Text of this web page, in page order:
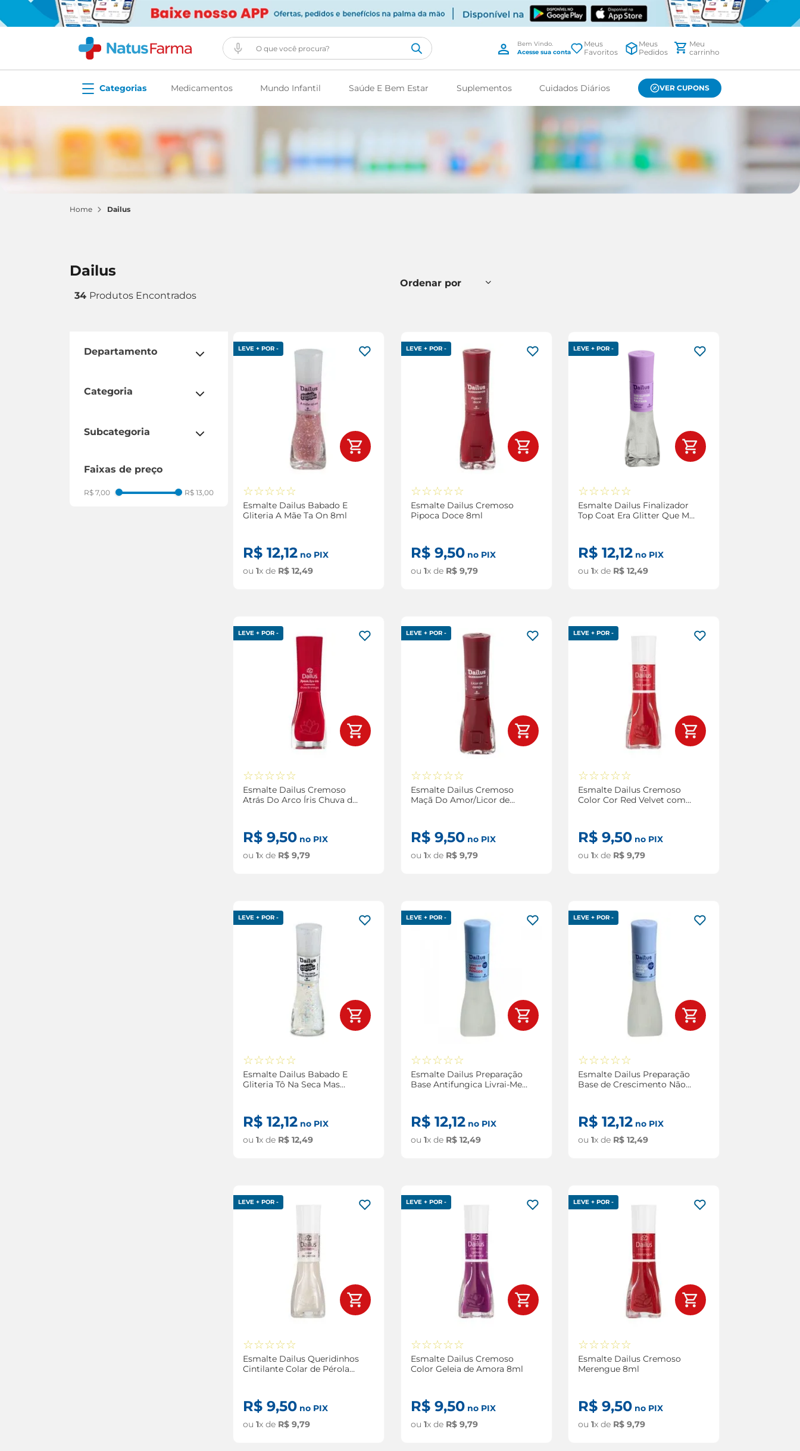
O que você procura?
Meus
Favoritos
Meus
Pedidos
Medicamentos Mundo Infantil Saúde E Bem Estar Suplementos Cuidados Diários VER CUPONS
dailus
dailus
34
departamento
categoria
mãos e unhas
subcategoria
pincel
batom
faixas de preço
R$ 7,00 R$ 13,00
LEVE + POR -
☆☆☆☆☆
Esmalte Dailus Babado E
Gliteria A Mãe Ta On 8ml
R$ 12,12 no PIX
ou1x de R$ 12,49
LEVE + POR -
☆☆☆☆☆
Esmalte Dailus Cremoso
Pipoca Doce 8ml
R$ 9,50no PIX
ou 1x de R$ 9,79
LEVE + POR -
☆☆☆☆☆
Esmalte Dailus Finalizador
Top Coat Era Glitter Que Me
R$ 12,12no PIX
ou 1x de R$ 12,49
LEVE + POR -
☆☆☆☆☆
Esmalte Dailus Cremoso
Atrás Do Arco Íris Chuva de
R$ 9,50 no PIX
ou1x de R$ 9,79
LEVE + POR -
☆☆☆☆☆
Esmalte Dailus Cremoso
Maçã Do Amor/Licor de
R$ 9,50no PIX
ou 1x de R$ 9,79
LEVE + POR -
☆☆☆☆☆
Esmalte Dailus Cremoso
Color Cor Red Velvet com
R$ 9,50no PIX
ou 1x de R$ 9,79
LEVE + POR -
☆☆☆☆☆
Esmalte Dailus Babado E
Gliteria Tô Na Seca Mas
R$ 12,12 no PIX
ou1x de R$ 12,49
LEVE + POR -
☆☆☆☆☆
Esmalte Dailus Preparação
Base Antifungica Livrai-Me
R$ 12,12no PIX
ou 1x de R$ 12,49
LEVE + POR -
☆☆☆☆☆
Esmalte Dailus Preparação
Base de Crescimento Não
R$ 12,12no PIX
ou 1x de R$ 12,49
LEVE + POR -
☆☆☆☆☆
Esmalte Dailus Queridinhos
Cintilante Colar de Pérola
R$ 9,50 no PIX
ou1x de R$ 9,79
LEVE + POR -
☆☆☆☆☆
Esmalte Dailus Cremoso
Color Geleia de Amora 8ml
R$ 9,50no PIX
ou 1x de R$ 9,79
LEVE + POR -
☆☆☆☆☆
Esmalte Dailus Cremoso
Merengue 8ml
R$ 9,50no PIX
ou 1x de R$ 9,79